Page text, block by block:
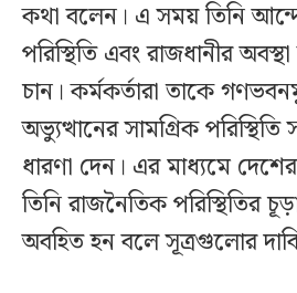
কথা বলেন। এ সময় তিনি
পরিস্থিতি এবং রাজধানীর
চান। কর্মকর্তারা তাকে
অভ্যুত্থানের সামগ্রিক পরিস্থিতি
ধারণা দেন। এর মাধ্যমে
তিনি রাজনৈতিক পরিস্থিতির
অবহিত হন বলে সূত্রগুলোর